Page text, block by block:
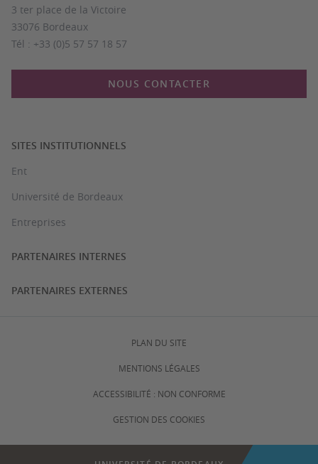
3 ter place de la Victoire
33076 Bordeaux
Tél : +33 (0)5 57 57 18 57
NOUS CONTACTER
SITES INSTITUTIONNELS
Ent
Université de Bordeaux
Entreprises
PARTENAIRES INTERNES
PARTENAIRES EXTERNES
PLAN DU SITE
MENTIONS LÉGALES
ACCESSIBILITÉ : NON CONFORME
GESTION DES COOKIES